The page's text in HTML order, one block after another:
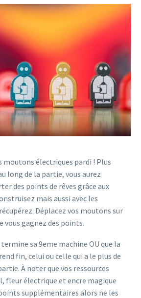
moutons électriques pardi ! Plus
long de la partie, vous aurez
des points de rêves grâce aux
mais aussi avec les
Déplacez vos moutons sur
vous gagnez des points.
sa 9eme machine OU que la
fin, celui ou celle qui a le plus de
À noter que vos ressources
fleur électrique et encre magique
supplémentaires alors ne les